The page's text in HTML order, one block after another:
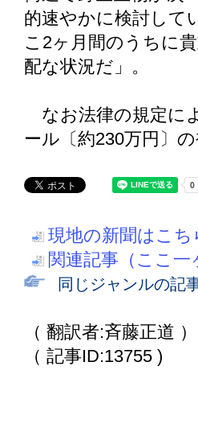
的速やかに検討して
こ2ヶ月間のうちに
配な状況だ」。
なお法律の規定に
ール〔約230万円〕
現地の新聞はこち
関連記事（ここ
同じジャンルの記
（ 翻訳者:斉藤正道 ）
（ 記事ID:13755 )